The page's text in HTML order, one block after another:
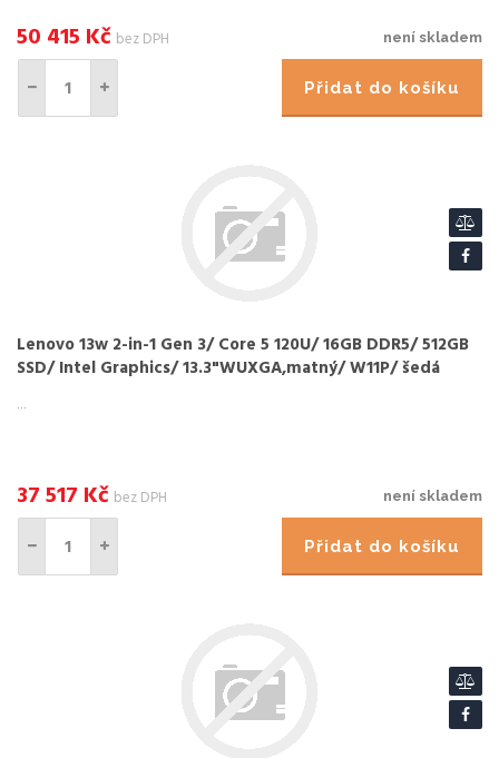
není skladem
50 415 Kč bez DPH
Přidat do košíku
Lenovo 13w 2-in-1 Gen 3/ Core 5 120U/ 16GB DDR5/ 512GB
SSD/ Intel Graphics/ 13.3"WUXGA,matný/ W11P/ šedá
...
není skladem
37 517 Kč bez DPH
Přidat do košíku